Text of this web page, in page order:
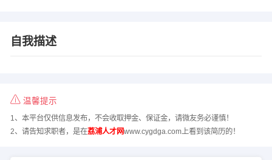
自我描述
温馨提示
1、本平台仅供信息发布，不会收取押金、保证金，请微友务必谨慎！
2、请告知求职者，是在荔浦人才网www.cygdga.com上看到该简历的！